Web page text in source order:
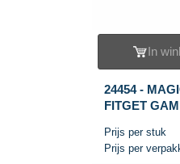
In
24454 -
FITGET
3D - IN
Prijs per stuk
Prijs per